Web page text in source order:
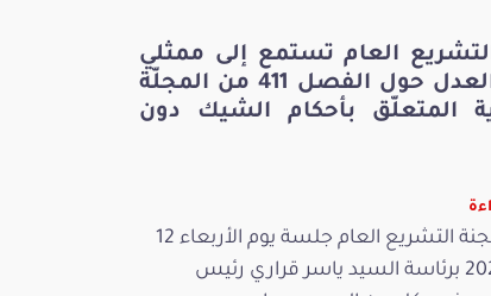
العام تستمع إلى ممثلي
وزارة العدل حول الفصل 411 من المجلّة
المتعلّق بأحكام الشيك دون
عقدت لجنة التشريع العام جلسة يوم الأربعاء 12
جوان 2023 برئاسة السيد ياسر قراري رئيس